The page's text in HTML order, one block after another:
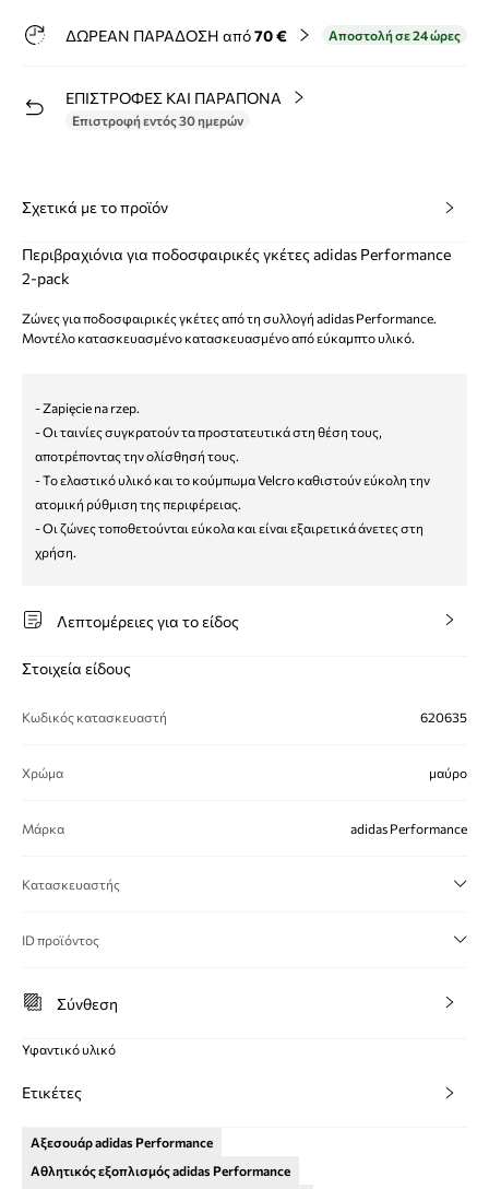
ΔΩΡΕΑΝ ΠΑΡΑΔΟΣΗ από70 € Αποστολή σε 24 ώρες
ΕΠΙΣΤΡΟΦΕΣ ΚΑΙ ΠΑΡΑΠΟΝΑ
Επιστροφή εντός 30 ημερών
Σχετικά με το προϊόν
Περιβραχιόνια για ποδοσφαιρικές γκέτες adidas Performance
2-pack
Ζώνες για ποδοσφαιρικές γκέτες από τη συλλογή adidas Performance.
Μοντέλο κατασκευασμένο κατασκευασμένο από εύκαμπτο υλικό.
- Zapięcie na rzep.
- Οι ταινίες συγκρατούν τα προστατευτικά στη θέση τους,
αποτρέποντας την ολίσθησή τους.
- Το ελαστικό υλικό και το κούμπωμα Velcro καθιστούν εύκολη την
ατομική ρύθμιση της περιφέρειας.
- Οι ζώνες τοποθετούνται εύκολα και είναι εξαιρετικά άνετες στη
χρήση.
Λεπτομέρειες για το είδος
Στοιχεία είδους
Κωδικός κατασκευαστή 620635
Χρώμα μαύρο
Μάρκα adidas Performance
Κατασκευαστής
ID προϊόντος
Σύνθεση
Υφαντικό υλικό
Ετικέτες
Αξεσουάρ adidas Performance
Αθλητικός εξοπλισμός adidas Performance